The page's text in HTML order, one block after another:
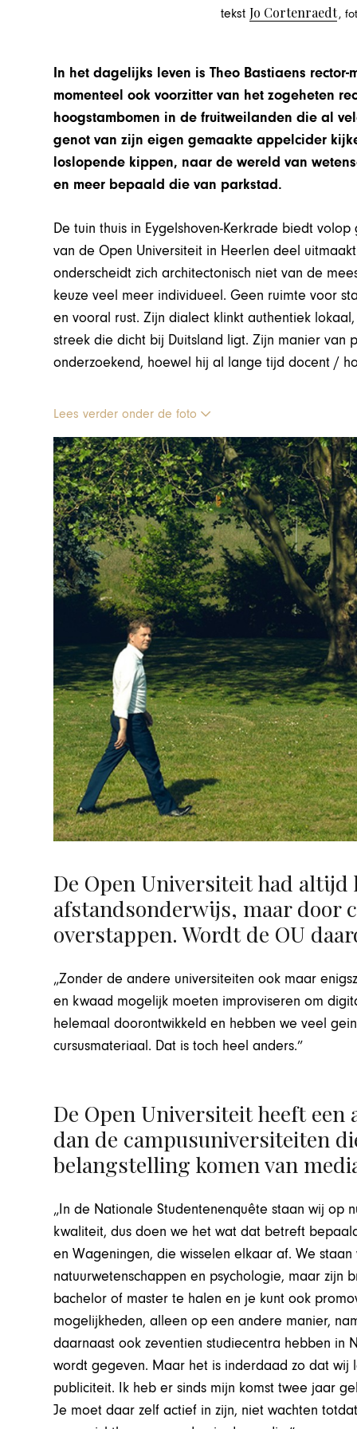
tekst Jo Cortenraedt,
In het dagelijks leven is Theo Bastiaens
momenteel ook voorzitter van het zogeheten
hoogstambomen in de fruitweilanden die al
genot van zijn eigen gemaakte appelcider
loslopende kippen, naar de wereld van
en meer bepaald die van parkstad.
De tuin thuis in Eygelshoven-Kerkrade biedt
van de Open Universiteit in Heerlen deel
onderscheidt zich architectonisch niet van de
keuze veel meer individueel. Geen ruimte voor
en vooral rust. Zijn dialect klinkt authentiek
streek die dicht bij Duitsland ligt. Zijn manier van
onderzoekend, hoewel hij al lange tijd docent /
Lees verder onder de foto
De Open Universiteit had altijd
afstandsonderwijs, maar door
overstappen. Wordt de OU
„Zonder de andere universiteiten ook maar
en kwaad mogelijk moeten improviseren om
helemaal doorontwikkeld en hebben we veel
cursusmateriaal. Dat is toch heel anders.”
De Open Universiteit heeft
dan de campusuniversiteiten
belangstelling komen van
„In de Nationale Studentenenquête staan wij op
kwaliteit, dus doen we het wat dat betreft
en Wageningen, die wisselen elkaar af. We
natuurwetenschappen en psychologie, maar zijn
bachelor of master te halen en je kunt ook
mogelijkheden, alleen op een andere manier,
daarnaast ook zeventien studiecentra hebben in
wordt gegeven. Maar het is inderdaad zo dat
publiciteit. Ik heb er sinds mijn komst twee jaar
Je moet daar zelf actief in zijn, niet wachten